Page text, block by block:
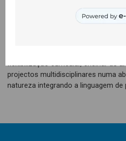
insere-se no âmbito do Domínio da
enquadrará um PPIP – Projecto-
flexibilização curricular, ensinar as
projectos multidisciplinares numa
natureza integrando a linguagem